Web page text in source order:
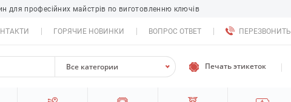
для професійних майстрів по виготовленню ключів
ГОРЯЧИЕ НОВИНКИ ВОПРОС ОТВЕТ ПЕРЕЗВОНИТЬ
Все категории Печать этикеток